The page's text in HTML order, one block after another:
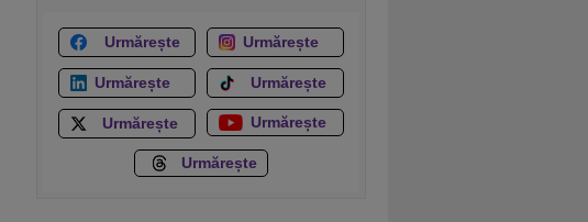
Urmărește Urmărește
Urmărește Urmărește
Urmărește Urmărește
Urmărește